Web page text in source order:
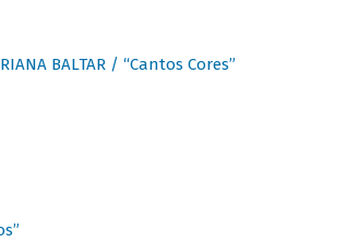
BALTAR / “Cantos Cores”